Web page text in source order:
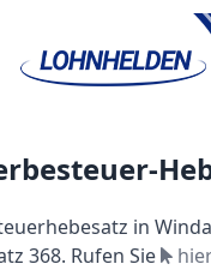
in
368. Rufen Sie